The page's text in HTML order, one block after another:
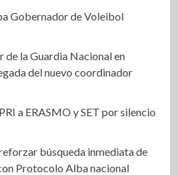
Gobernador de Voleibol
de la Guardia Nacional en
del nuevo coordinador
a ERASMO y SET por silencio
búsqueda inmediata de
Protocolo Alba nacional